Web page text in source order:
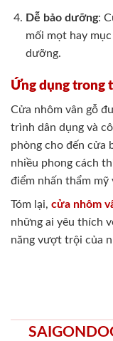
Dễ bảo dưỡng:
mối mọt hay
dưỡng.
Ứng dụng trong
Cửa nhôm vân gỗ
trình dân dụng và
phòng cho đến cửa
nhiều phong cách
điểm nhấn thẩm mỹ
Tóm lại, cửa nhôm
những ai yêu thích
năng vượt trội của